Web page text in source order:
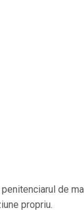
de
propriu.